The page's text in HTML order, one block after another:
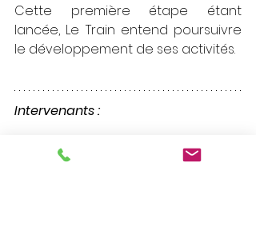
Cette première étape étant
lancée, Le Train entend poursuivre
le développement de ses activités.
Intervenants :
GROUPE LE TRAIN